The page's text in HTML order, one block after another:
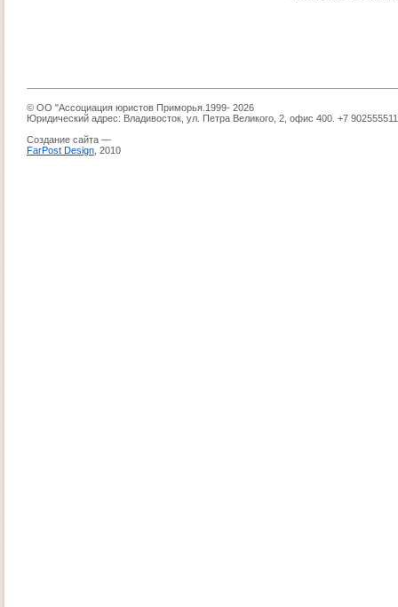
© ОО "Ассоциация юристов Приморья.1999- 2026
Юридический адрес: Владивосток, ул. Петра Великого, 2, офис 400. +7
Создание сайта —
FarPost Design , 2010